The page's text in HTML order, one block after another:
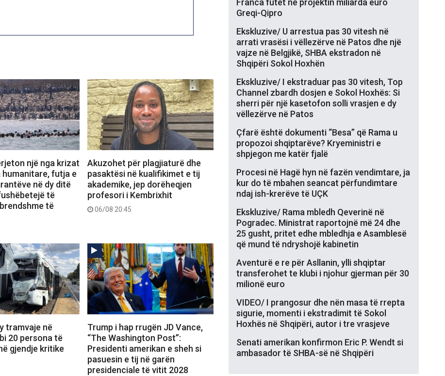
një nga krizat
humanitare, futja e
në dy ditë
të
të
Akuzohet për plagjiaturë dhe
pasaktësi në kualifikimet e tij
akademike, jep dorëheqjen
profesori i Kembrixhit
06/08 20:45
tramvaje në
20 persona të
gjendje kritike
Trump i hap rrugën JD Vance,
“The Washington Post”:
Presidenti amerikan e sheh si
pasuesin e tij në garën
presidenciale të vitit 2028
Greqi-Qipro
Ekskluzive/ U arrestua pas 30 vitesh në
arrati vrasësi i vëllezërve në Patos dhe një
vajze në Belgjikë, SHBA ekstradon në
Shqipëri Sokol Hoxhën
Ekskluzive/ I ekstraduar pas 30 vitesh, Top
Channel zbardh dosjen e Sokol Hoxhës: Si
sherri për një kasetofon solli vrasjen e dy
vëllezërve në Patos
Çfarë është dokumenti “Besa” që Rama u
propozoi shqiptarëve? Kryeministri e
shpjegon me katër fjalë
Procesi në Hagë hyn në fazën vendimtare, ja
kur do të mbahen seancat përfundimtare
ndaj ish-krerëve të UÇK
Ekskluzive/ Rama mbledh Qeverinë në
Pogradec. Ministrat raportojnë më 24 dhe
25 gusht, pritet edhe mbledhja e Asamblesë
që mund të ndryshojë kabinetin
Aventurë e re për Asllanin, ylli shqiptar
transferohet te klubi i njohur gjerman për 30
milionë euro
VIDEO/ I prangosur dhe nën masa të rrepta
sigurie, momenti i ekstradimit të Sokol
Hoxhës në Shqipëri, autor i tre vrasjeve
Senati amerikan konfirmon Eric P. Wendt si
ambasador të SHBA-së në Shqipëri